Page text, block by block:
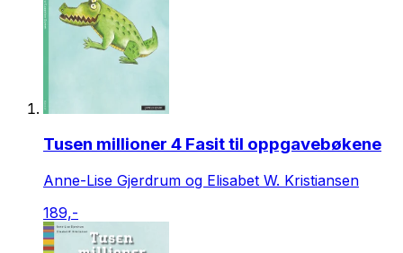
Tusen millioner 4 Fasit til oppgavebøkene
Anne-Lise Gjerdrum og Elisabet W. Kristiansen
189,-